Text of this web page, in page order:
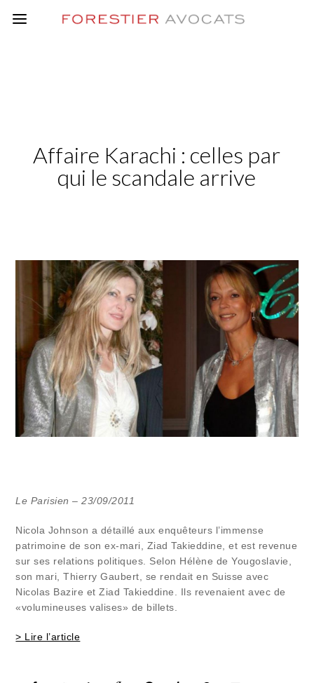
Affaire Karachi : celles par
qui le scandale arrive
Le Parisien – 23/09/2011
Nicola Johnson a détaillé aux enquêteurs l’immense
patrimoine de son ex-mari, Ziad Takieddine, et est revenue
sur ses relations politiques. Selon Hélène de Yougoslavie,
son mari, Thierry Gaubert, se rendait en Suisse avec
Nicolas Bazire et Ziad Takieddine. Ils revenaient avec de
«volumineuses valises» de billets.
> Lire l’article